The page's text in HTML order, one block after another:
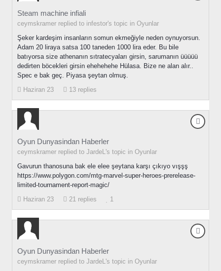
Steam machine infiali
ceymskramer replied to infestor's topic in Oyunlar
Şeker kardeşim insanların somun ekmeğiyle neden oynuyorsun.
Adam 20 liraya satsa 100 taneden 1000 lira eder. Bu bile
batıyorsa size athenanın sıtratecyaları girsin, sarumanın üüüüü
dedirten böcekleri girsin ehehehehe Hülasa. Bize ne alan alır..
Spec e bak geç. Piyasa şeytan olmuş.
Haziran 23
13 replies
Oyun Dunyasindan Haberler
ceymskramer replied to JardeL's topic in Oyunlar
Gavurun thanosuna bak ele elee şeytana karşı çıkıyo vışşş
https://www.polygon.com/mtg-marvel-super-heroes-prerelease-
limited-tournament-report-magic/
Haziran 23
21 replies 1
Oyun Dunyasindan Haberler
ceymskramer replied to JardeL's topic in Oyunlar